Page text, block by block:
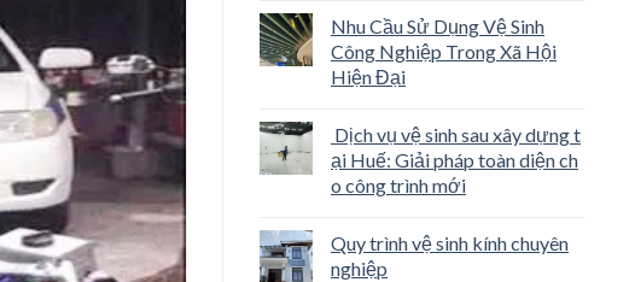
Nhu Cầu Sử Dụng Vệ Sinh
Công Nghiệp Trong Xã Hội
Hiện Đại
Dịch vụ vệ sinh sau xây dựng t
ại Huế: Giải pháp toàn diện ch
o công trình mới
Quy trình vệ sinh kính chuyên
nghiệp